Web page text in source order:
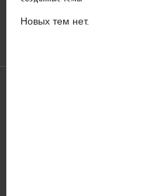
Новых тем нет.